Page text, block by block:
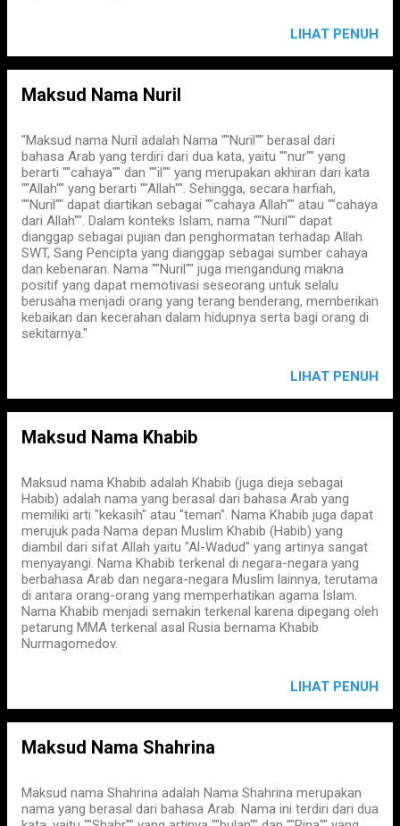
LIHAT PENUH
Maksud Nama Nuril
"Maksud nama Nuril adalah Nama ""Nuril"" berasal dari
bahasa Arab yang terdiri dari dua kata, yaitu ""nur"" yang
berarti ""cahaya"" dan ""il"" yang merupakan akhiran dari kata
""Allah"" yang berarti ""Allah"". Sehingga, secara harfiah,
""Nuril"" dapat diartikan sebagai ""cahaya Allah"" atau ""cahaya
dari Allah"". Dalam konteks Islam, nama ""Nuril"" dapat
dianggap sebagai pujian dan penghormatan terhadap Allah
SWT, Sang Pencipta yang dianggap sebagai sumber cahaya
dan kebenaran. Nama ""Nuril"" juga mengandung makna
positif yang dapat memotivasi seseorang untuk selalu
berusaha menjadi orang yang terang benderang, memberikan
kebaikan dan kecerahan dalam hidupnya serta bagi orang di
sekitarnya."
LIHAT PENUH
Maksud Nama Khabib
Maksud nama Khabib adalah Khabib (juga dieja sebagai
Habib) adalah nama yang berasal dari bahasa Arab yang
memiliki arti "kekasih" atau "teman". Nama Khabib juga dapat
merujuk pada Nama depan Muslim Khabib (Habib) yang
diambil dari sifat Allah yaitu "Al-Wadud" yang artinya sangat
menyayangi. Nama Khabib terkenal di negara-negara yang
berbahasa Arab dan negara-negara Muslim lainnya, terutama
di antara orang-orang yang memperhatikan agama Islam.
Nama Khabib menjadi semakin terkenal karena dipegang oleh
petarung MMA terkenal asal Rusia bernama Khabib
Nurmagomedov.
LIHAT PENUH
Maksud Nama Shahrina
Maksud nama Shahrina adalah Nama Shahrina merupakan
nama yang berasal dari bahasa Arab. Nama ini terdiri dari dua